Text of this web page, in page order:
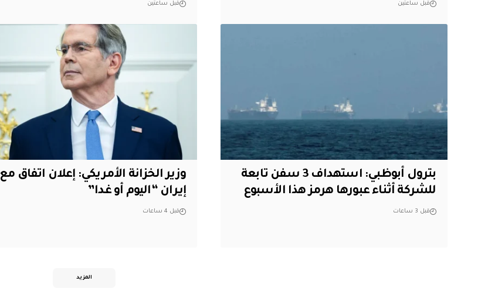
قبل ساعتين قبل ساعتين
بترول أبوظبي: استهداف 3 سفن تابعة
للشركة أثناء عبورها هرمز هذا الأسبوع
قبل 3 ساعات
وزير الخزانة الأمريكي: إعلان اتفاق مع
إيران “اليوم أو غدا”
قبل 4 ساعات
المزيد